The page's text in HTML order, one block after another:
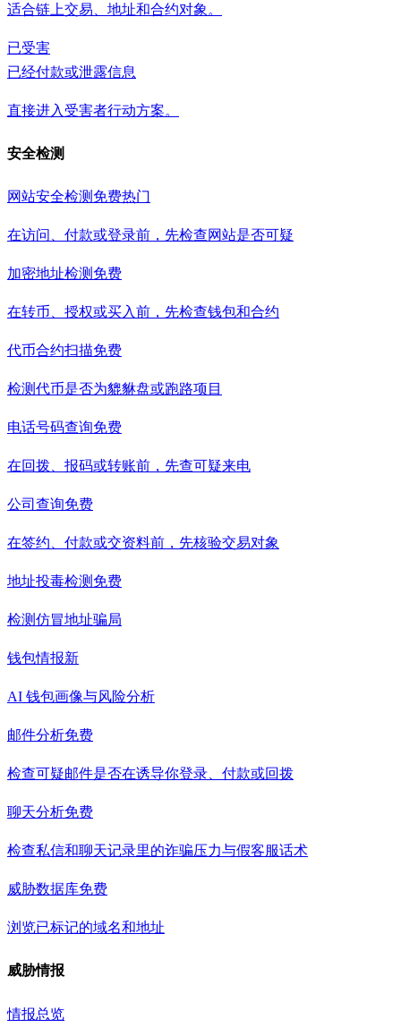
适合链上交易、地址和合约对象。
已受害
已经付款或泄露信息
直接进入受害者行动方案。
安全检测
网站安全检测 免费热门
在访问、付款或登录前，先检查网站是否可疑
加密地址检测 免费
在转币、授权或买入前，先检查钱包和合约
代币合约扫描免费
检测代币是否为貔貅盘或跑路项目
电话号码查询免费
在回拨、报码或转账前，先查可疑来电
公司查询免费
在签约、付款或交资料前，先核验交易对象
地址投毒检测 免费
检测仿冒地址骗局
钱包情报新
AI 钱包画像与风险分析
邮件分析免费
检查可疑邮件是否在诱导你登录、付款或回拨
聊天分析免费
检查私信和聊天记录里的诈骗压力与假客服话术
威胁数据库免费
浏览已标记的域名和地址
威胁情报
情报总览